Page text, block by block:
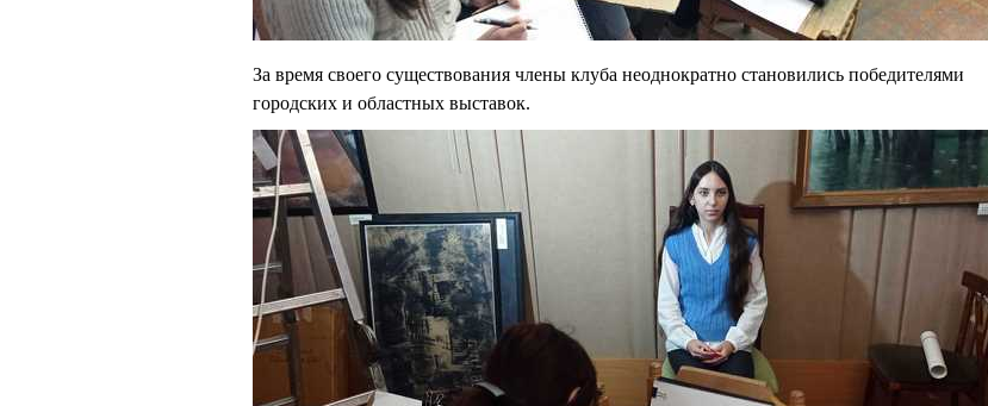
За время своего существования члены клуба неоднократно становились победителями
городских и областных выставок.